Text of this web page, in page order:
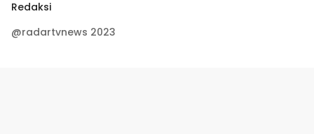
Redaksi
@radartvnews 2023